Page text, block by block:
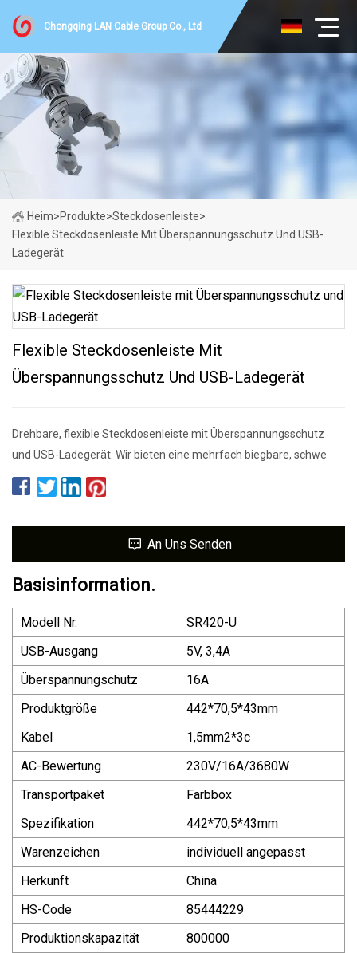
Chongqing LAN Cable Group Co., Ltd
Heim>Produkte>Steckdosenleiste>
Flexible Steckdosenleiste Mit Überspannungsschutz Und USB-
Ladegerät
Flexible Steckdosenleiste Mit
Überspannungsschutz Und USB-Ladegerät
Drehbare, flexible Steckdosenleiste mit Überspannungsschutz
und USB-Ladegerät. Wir bieten eine mehrfach biegbare, schwe
An Uns Senden
Basisinformation.
Modell Nr.
SR420-U
USB-Ausgang
5V, 3,4A
Überspannungschutz
16A
Produktgröße
442*70,5*43mm
Kabel
1,5mm2*3c
AC-Bewertung
230V/16A/3680W
Transportpaket
Farbbox
Spezifikation
442*70,5*43mm
Warenzeichen
individuell angepasst
Herkunft
China
HS-Code
85444229
Produktionskapazität
800000